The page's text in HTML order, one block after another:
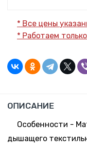
41
*
42
64.92 руб.
*
43
64.92 руб.
* Все цены
* Работаем
ОПИСАНИЕ
Особенности -
дышащего